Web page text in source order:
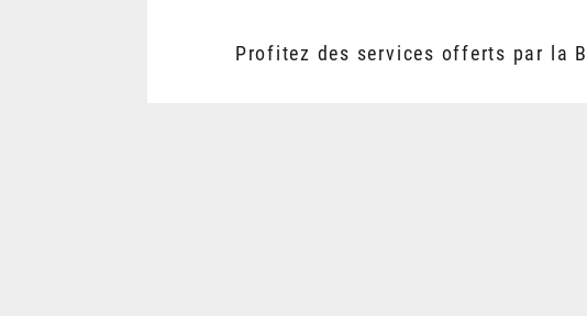
Profitez des services offerts par la